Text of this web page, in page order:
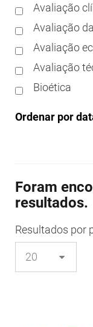
Avaliação
Avaliação
Avaliação
Avaliação
Bioética
Boas
Boas
Boas
Boas
Certificação
Ordenar por
Foram
resultados.
Resultados por